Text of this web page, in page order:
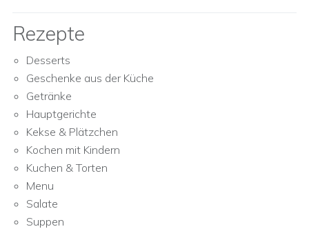
Rezepte
Desserts
Geschenke aus der Küche
Getränke
Hauptgerichte
Kekse & Plätzchen
Kochen mit Kindern
Kuchen & Torten
Menu
Salate
Suppen